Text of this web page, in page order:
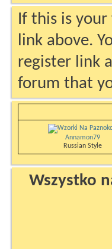
If this is
link above.
register link
forum that
Annamon79
Russian Style
Wszystko